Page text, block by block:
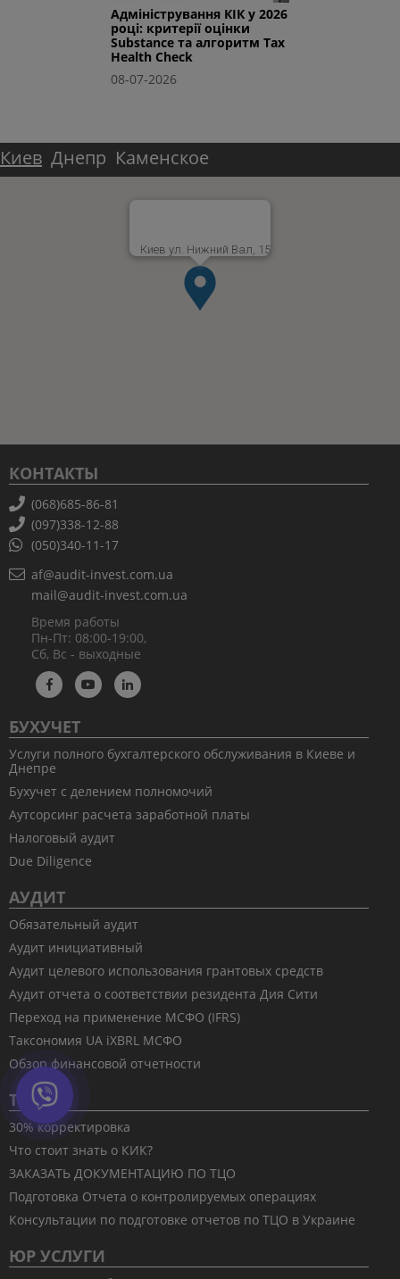
Адміністрування КІК у 2026
році: критерії оцінки
Substance та алгоритм Tax
Health Check
08-07-2026
Киев Днепр Каменское
Киев ул. Нижний Вал, 15
КОНТАКТЫ
(068)685-86-81
(097)338-12-88
(050)340-11-17
af@audit-invest.com.ua
mail@audit-invest.com.ua
Время работы
Пн-Пт: 08:00-19:00,
Сб, Вс - выходные
БУХУЧЕТ
Услуги полного бухгалтерского обслуживания в Киеве и
Днепре
Бухучет с делением полномочий
Аутсорсинг расчета заработной платы
Налоговый аудит
Due Diligence
АУДИТ
Обязательный аудит
Аудит инициативный
Аудит целевого использования грантовых средств
Аудит отчета о соответствии резидента Дия Сити
Переход на применение МСФО (IFRS)
Таксономия UA iXBRL МСФО
Обзор финансовой отчетности
ТЦО
30% корректировка
Что стоит знать о КИК?
ЗАКАЗАТЬ ДОКУМЕНТАЦИЮ ПО ТЦО
Подготовка Отчета о контролируемых операциях
Консультации по подготовке отчетов по ТЦО в Украине
ЮР УСЛУГИ